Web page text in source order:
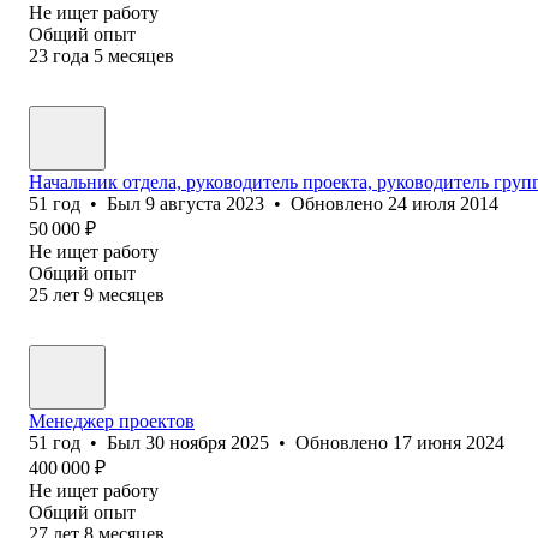
Не ищет работу
Общий опыт
23 года 5 месяцев
Начальник отдела, руководитель проекта, руководитель
51 год • Был 9 августа 2023 • Обновлено 24 июля 2014
50 000 ₽
Не ищет работу
Общий опыт
25 лет 9 месяцев
Менеджер проектов
51 год • Был 30 ноября 2025 • Обновлено 17 июня 2024
400 000 ₽
Не ищет работу
Общий опыт
27 лет 8 месяцев